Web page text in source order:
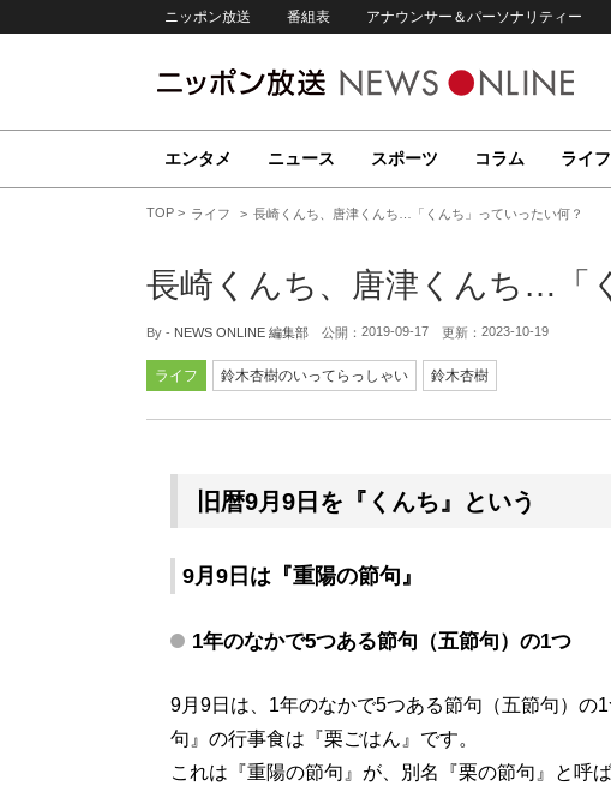
ニッポン放送 番組表 アナウンサー＆パーソナリティー
エンタメ ニュース スポーツ コラム ライフ
TOP ライフ 長崎くんち、唐津くんち…「くんち」っていったい何？
長崎くんち、唐津くんち…「
By - NEWS ONLINE 編集部 公開： 2019-09-17 更新： 2023-10-19
ライフ 鈴木杏樹のいってらっしゃい 鈴木杏樹
旧暦9月9日を『くんち』という
9月9日は『重陽の節句』
1年のなかで5つある節句（五節句）の1つ
9月9日は、1年のなかで5つある節句（五節句）の
句』の行事食は『栗ごはん』です。
これは『重陽の節句』が、別名『栗の節句』と呼